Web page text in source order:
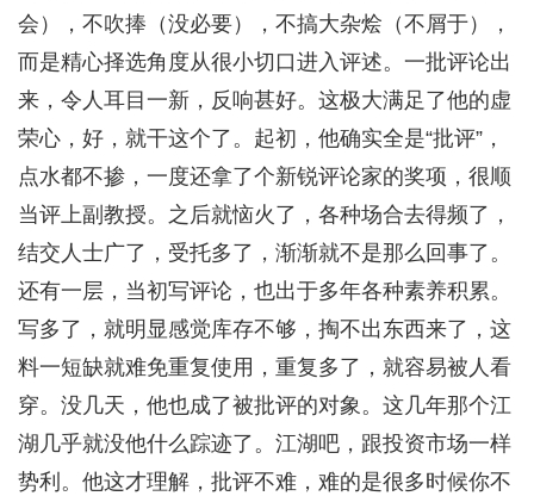
会），不吹捧（没必要），不搞大杂烩（不屑于），
而是精心择选角度从很小切口进入评述。一批评论出
来，令人耳目一新，反响甚好。这极大满足了他的虚
荣心，好，就干这个了。起初，他确实全是“批评”，
点水都不掺，一度还拿了个新锐评论家的奖项，很顺
当评上副教授。之后就恼火了，各种场合去得频了，
结交人士广了，受托多了，渐渐就不是那么回事了。
还有一层，当初写评论，也出于多年各种素养积累。
写多了，就明显感觉库存不够，掏不出东西来了，这
料一短缺就难免重复使用，重复多了，就容易被人看
穿。没几天，他也成了被批评的对象。这几年那个江
湖几乎就没他什么踪迹了。江湖吧，跟投资市场一样
势利。他这才理解，批评不难，难的是很多时候你不